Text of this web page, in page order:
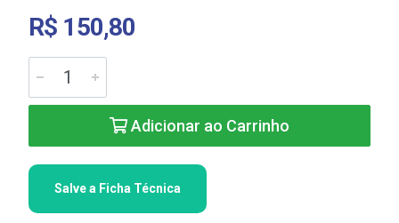
R$ 150,80
Adicionar ao Carrinho
Salve a Ficha Técnica